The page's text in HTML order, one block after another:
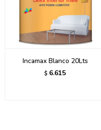
Incamax Blanco 20Lts
$ 6.615